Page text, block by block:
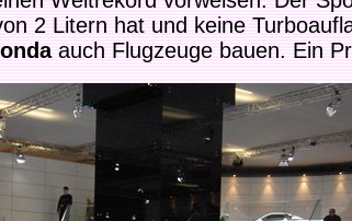
2 Litern hat und keine
auch Flugzeuge bauen. Ein